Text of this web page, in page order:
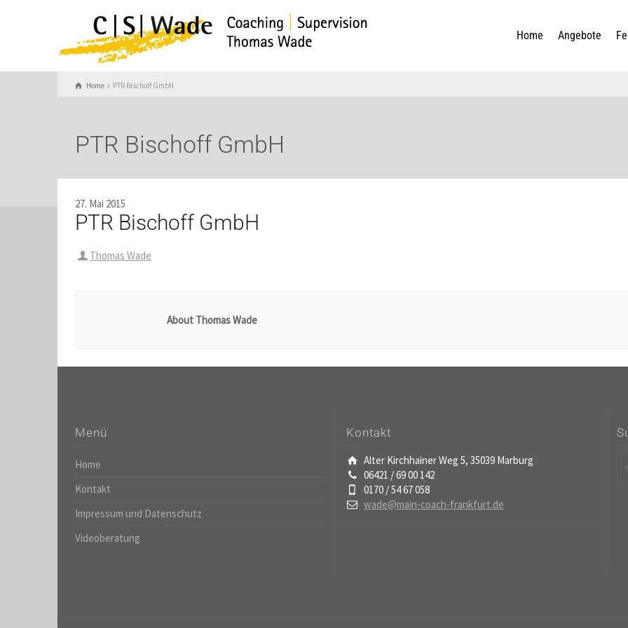
Home Angebote
Home PTR Bischoff GmbH
PTR Bischoff GmbH
27. Mai 2015
PTR Bischoff GmbH
Thomas Wade
About Thomas Wade
Menü
Home
Kontakt
Impressum und Datenschutz
Videoberatung
Kontakt
Alter Kirchhainer Weg 5, 35039 Marburg
06421 / 69 00 142
0170 / 54 67 058
wade@main-coach-frankfurt.de